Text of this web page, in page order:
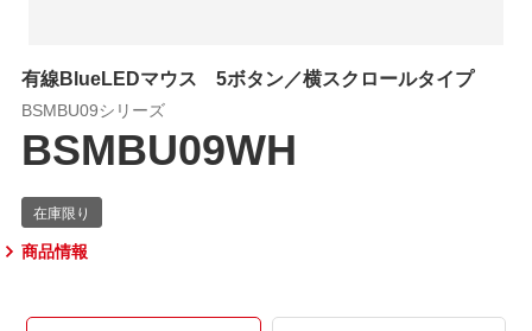
有線BlueLEDマウス 5ボタン／横スクロールタイプ
BSMBU09シリーズ
BSMBU09WH
商品情報